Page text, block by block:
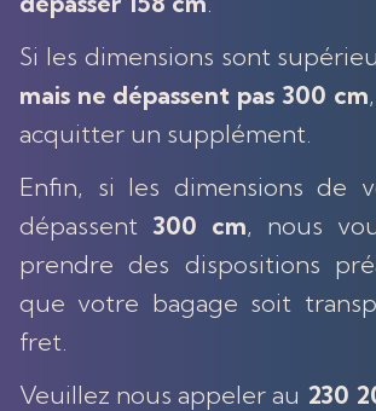
Si les dimensions sont
mais ne dépassent pas 300 cm
acquitter un supplément.
Enfin, si les dimensions de
dépassent 300 cm, nous
prendre des dispositions
que votre bagage soit
fret.
Veuillez nous appeler au 230